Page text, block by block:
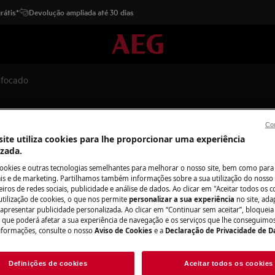
Devolução ampliada até 30 dias
parece desfocada.
irá torná-lo mais legível.
e contraste, consulte as
a Electrolux.
Peças e
Encontre as
seu
os diretamente
utiliza cookies para lhe proporcionar uma experiência
e outras tecnologias semelhantes para melhorar o nosso site, bem como
e de marketing. Partilhamos também informações sobre a sua utilização do nosso
de redes sociais, publicidade e análise de dados. Ao clicar em "Aceitar todos os
de cookies, o que nos permite personalizar a sua experiência no site,
publicidade personalizada. Ao clicar em “Continuar sem aceitar”,
que poderá afetar a sua experiência de navegação e os serviços que lhe
consulte o nosso Aviso de Cookies e a Declaração de Privacidade de
Definições de cookies Aceitar todos os cookies